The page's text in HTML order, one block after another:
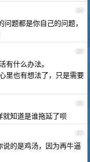
24
题都是你自己的问题，
25
有什么办法。
里也有想法了，只是需要
26
知道是谁拖延了呗
27
的是鸡汤，因为再牛逼